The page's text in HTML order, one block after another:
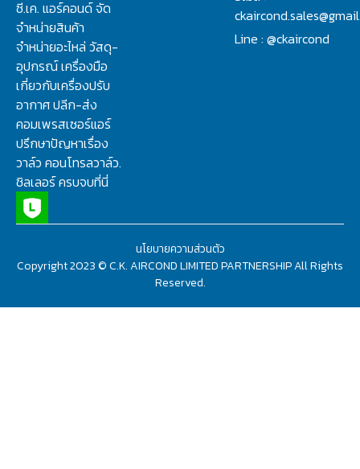
ซี.เค. แอร์คอนด์ จัด
จำหน่ายสินค้า
จำหน่ายอะไหล่ วัสดุ-
อุปกรณ์ เครื่องมือ
เกี่ยวกับเครื่องปรับ
อากาศ ปลีก-ส่ง
คอมเพรสเซอร์แอร์
ปรึกษาปัญหาเรื่อง
วาล์ว คอนโทรลวาล์ว.
ชิลเลอร์ ครบจบที่นี่
Line : @ckaircond
Copyright 2023 © C.K. AIRCOND LIMITED PARTNERSHIP All Rights
Reserved.
นโยบายความส่วนตัว